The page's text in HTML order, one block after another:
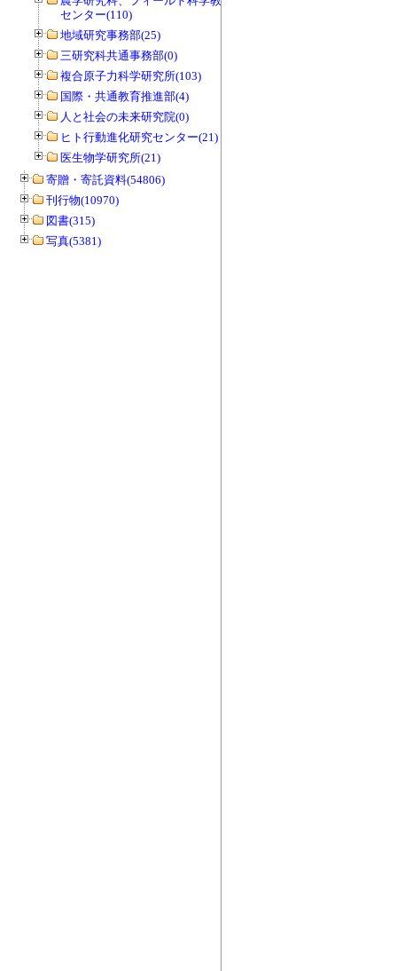
センター(110)
地域研究事務部(25)
三研究科共通事務部(0)
複合原子力科学研究所(103)
国際・共通教育推進部(4)
人と社会の未来研究院(0)
ヒト行動進化研究センター(21)
医生物学研究所(21)
寄贈・寄託資料(54806)
刊行物(10970)
図書(315)
写真(5381)